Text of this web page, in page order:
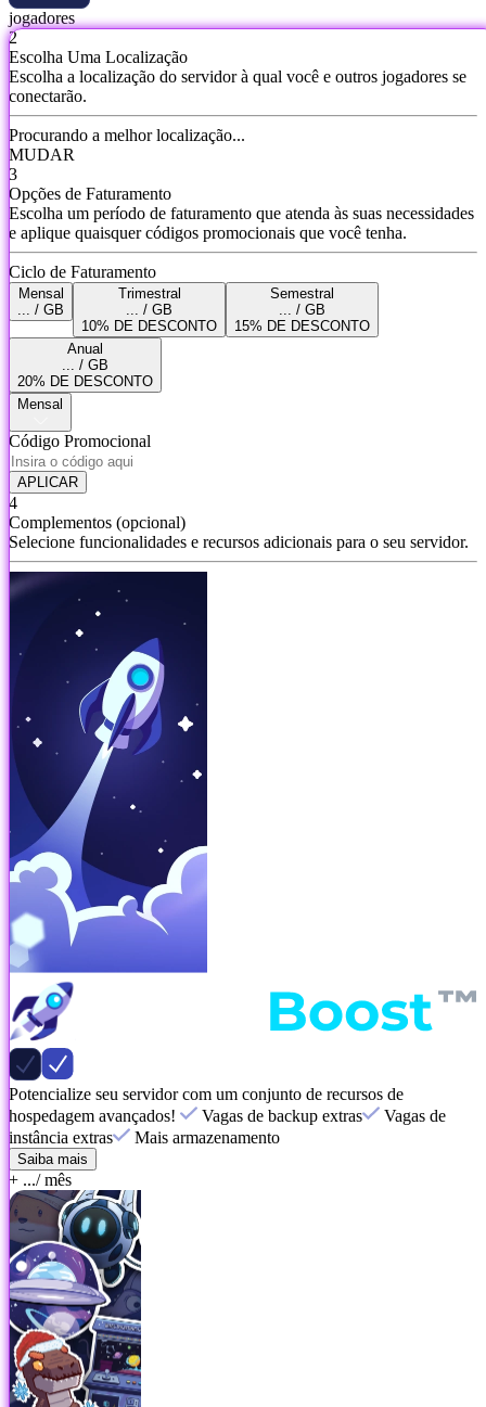
jogadores
2
Escolha Uma Localização
Escolha a localização do servidor à qual você e outros jogadores se
conectarão.
Procurando a melhor localização...
MUDAR
3
Opções de Faturamento
Escolha um período de faturamento que atenda às suas necessidades
e aplique quaisquer códigos promocionais que você tenha.
Ciclo de Faturamento
Mensal
... / GB
Trimestral
... / GB
10% DE DESCONTO
Semestral
... / GB
15% DE DESCONTO
Anual
... / GB
20% DE DESCONTO
Mensal
Código Promocional
APLICAR
4
Complementos (opcional)
Selecione funcionalidades e recursos adicionais para o seu servidor.
Potencialize seu servidor com um conjunto de recursos de
hospedagem avançados!
Vagas de backup extras
Vagas de
instância extras
Mais armazenamento
Saiba mais
+ .../ mês